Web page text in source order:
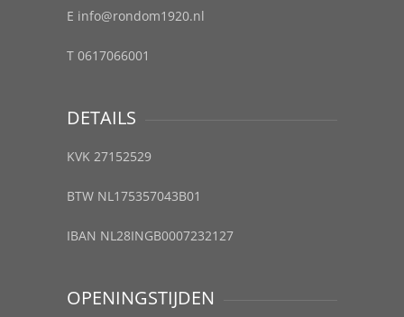
E info@rondom1920.nl
T 0617066001
DETAILS
KVK 27152529
BTW NL175357043B01
IBAN NL28INGB0007232127
OPENINGSTIJDEN